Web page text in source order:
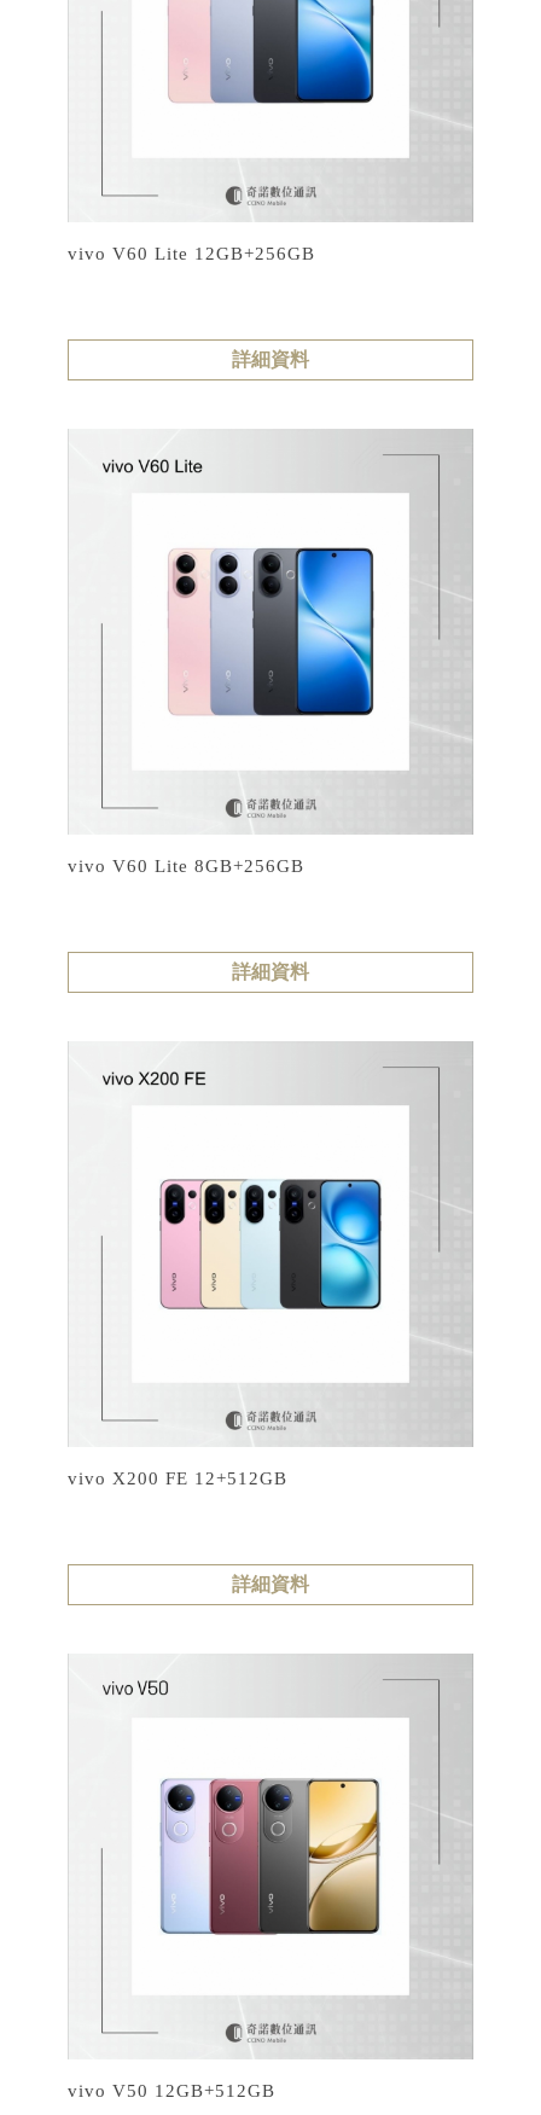
vivo V60 Lite 12GB+256GB
詳細資料
vivo V60 Lite 8GB+256GB
詳細資料
vivo X200 FE 12+512GB
詳細資料
vivo V50 12GB+512GB